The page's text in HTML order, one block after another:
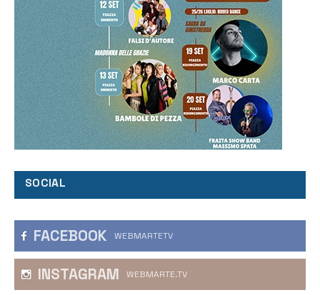
SOCIAL
FACEBOOK WEBMARTETV
INSTAGRAM WEBMARTE.TV